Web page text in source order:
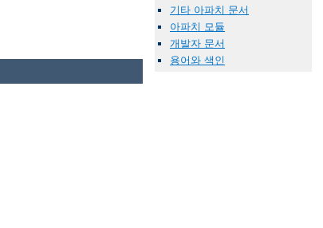
기타 아파치 문서
아파치 모듈
개발자 문서
용어와 색인